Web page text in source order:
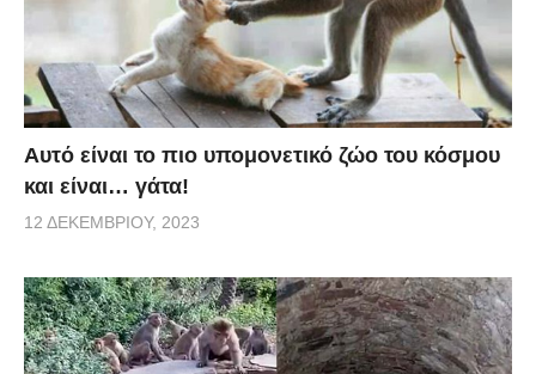
Αυτό είναι το πιο υπομονετικό ζώο του κόσμου
και είναι… γάτα!
12 ΔΕΚΕΜΒΡΊΟΥ, 2023